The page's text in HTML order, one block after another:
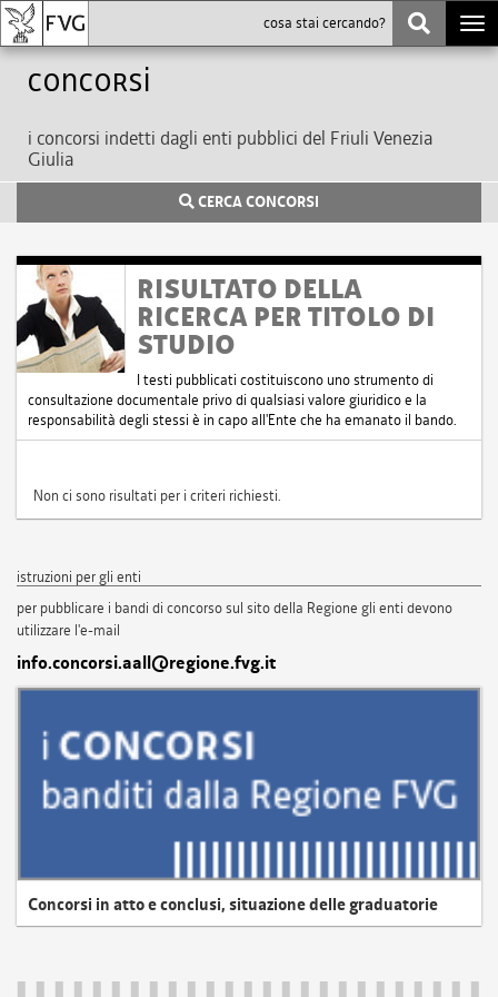
Concorsi
i concorsi indetti dagli enti pubblici del Friuli Venezia
Giulia
CERCA CONCORSI
RISULTATO DELLA
RICERCA PER TITOLO DI
STUDIO
I testi pubblicati costituiscono uno strumento di
consultazione documentale privo di qualsiasi valore giuridico e la
responsabilità degli stessi è in capo all'Ente che ha emanato il bando.
Non ci sono risultati per i criteri richiesti.
istruzioni per gli enti
per pubblicare i bandi di concorso sul sito della Regione gli enti devono
utilizzare l'e-mail
info.concorsi.aall@regione.fvg.it
Concorsi in atto e conclusi, situazione delle graduatorie